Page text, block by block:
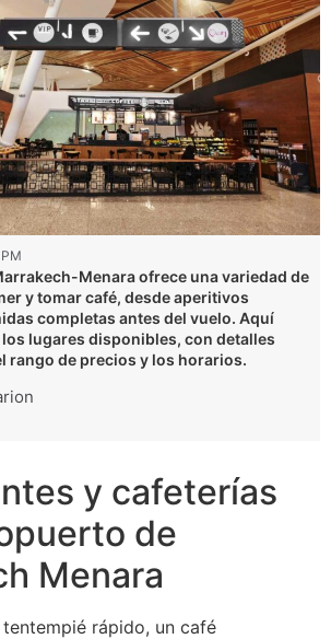
Menara ofrece una variedad de
y tomar café, desde aperitivos
completas antes del vuelo. Aquí
lugares disponibles, con detalles
rango de precios y los horarios.
y cafeterías
de
Menara
rápido, un café